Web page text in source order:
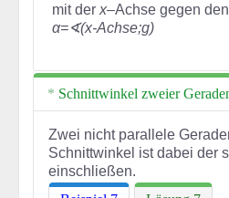
mit der x–Achse gegen
α=∢(x-Achse;g)
Schnittwinkel zweier
Zwei nicht parallele
Schnittwinkel ist dabei der
einschließen.